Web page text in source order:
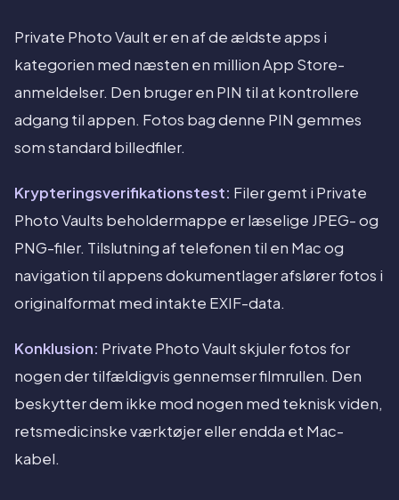
Private Photo Vault er en af de ældste apps i
kategorien med næsten en million App Store-
anmeldelser. Den bruger en PIN til at kontrollere
adgang til appen. Fotos bag denne PIN gemmes
som standard billedfiler.
Krypteringsverifikationstest: Filer gemt i Private
Photo Vaults beholdermappe er læselige JPEG- og
PNG-filer. Tilslutning af telefonen til en Mac og
navigation til appens dokumentlager afslører fotos i
originalformat med intakte EXIF-data.
Konklusion: Private Photo Vault skjuler fotos for
nogen der tilfældigvis gennemser filmrullen. Den
beskytter dem ikke mod nogen med teknisk viden,
retsmedicinske værktøjer eller endda et Mac-
kabel.